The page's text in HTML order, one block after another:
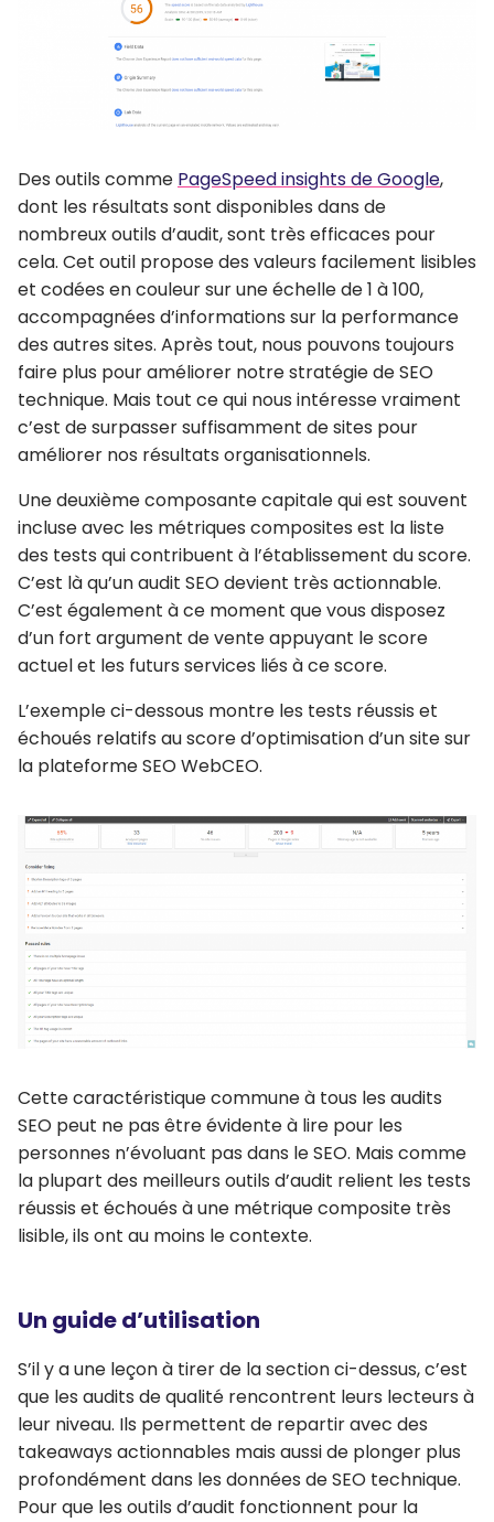
Des outils comme PageSpeed insights de Google,
dont les résultats sont disponibles dans de
nombreux outils d’audit, sont très efficaces pour
cela. Cet outil propose des valeurs facilement lisibles
et codées en couleur sur une échelle de 1 à 100,
accompagnées d’informations sur la performance
des autres sites. Après tout, nous pouvons toujours
faire plus pour améliorer notre stratégie de SEO
technique. Mais tout ce qui nous intéresse vraiment
c’est de surpasser suffisamment de sites pour
améliorer nos résultats organisationnels.
Une deuxième composante capitale qui est souvent
incluse avec les métriques composites est la liste
des tests qui contribuent à l’établissement du score.
C’est là qu’un audit SEO devient très actionnable.
C’est également à ce moment que vous disposez
d’un fort argument de vente appuyant le score
actuel et les futurs services liés à ce score.
L’exemple ci-dessous montre les tests réussis et
échoués relatifs au score d’optimisation d’un site sur
la plateforme SEO WebCEO.
Cette caractéristique commune à tous les audits
SEO peut ne pas être évidente à lire pour les
personnes n’évoluant pas dans le SEO. Mais comme
la plupart des meilleurs outils d’audit relient les tests
réussis et échoués à une métrique composite très
lisible, ils ont au moins le contexte.
Un guide d’utilisation
S’il y a une leçon à tirer de la section ci-dessus, c’est
que les audits de qualité rencontrent leurs lecteurs à
leur niveau. Ils permettent de repartir avec des
takeaways actionnables mais aussi de plonger plus
profondément dans les données de SEO technique.
Pour que les outils d’audit fonctionnent pour la